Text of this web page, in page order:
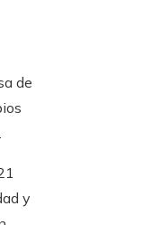
de
y